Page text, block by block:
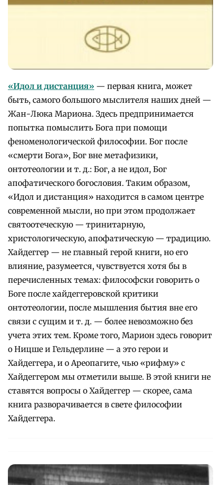
«Идол и дистанция» — первая книга, может
быть, самого большого мыслителя наших дней —
Жан-Люка Мариона. Здесь предпринимается
попытка помыслить Бога при помощи
феноменологической философии. Бог после
«смерти Бога», Бог вне метафизики,
онтотеологии и т. д.: Бог, а не идол, Бог
апофатического богословия. Таким образом,
«Идол и дистанция» находится в самом центре
современной мысли, но при этом продолжает
святоотеческую — тринитарную,
христологическую, апофатическую — традицию.
Хайдеггер — не главный герой книги, но его
влияние, разумеется, чувствуется хотя бы в
перечисленных темах: философски говорить о
Боге после хайдеггеровской критики
онтотеологии, после мышления бытия вне его
связи с сущим и т. д. — более невозможно без
учета этих тем. Кроме того, Марион здесь говорит
о Ницше и Гельдерлине — а это герои и
Хайдеггера, и о Ареопагите, чью «рифму» с
Хайдеггером мы отметили выше. В этой книги не
ставятся вопросы о Хайдеггер — скорее, сама
книга разворачивается в свете философии
Хайдеггера.